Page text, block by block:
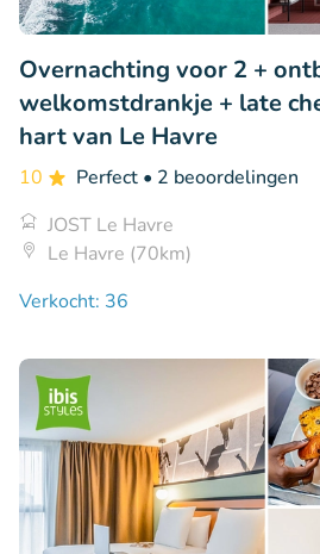
Overnachting voor 2 +
welkomstdrankje + late
hart van Le Havre
10 Perfect • 2 beoordelingen
JOST Le Havre
Le Havre (70km)
Verkocht: 36